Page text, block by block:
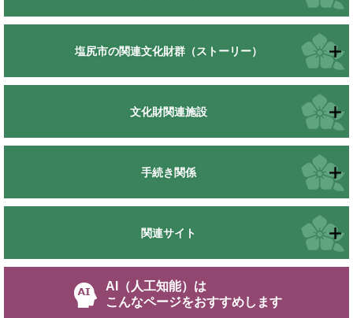
塩尻市の関連文化財群（ストーリー）
文化財関連施設
手続き関係
関連サイト
AI（人工知能）は
こんなページをおすすめします